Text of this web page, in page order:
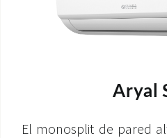
Aryal
El monosplit de pared